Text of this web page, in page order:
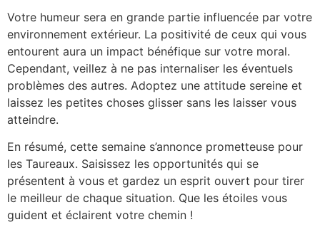
Votre humeur sera en grande partie influencée par votre
environnement extérieur. La positivité de ceux qui vous
entourent aura un impact bénéfique sur votre moral.
Cependant, veillez à ne pas internaliser les éventuels
problèmes des autres. Adoptez une attitude sereine et
laissez les petites choses glisser sans les laisser vous
atteindre.
En résumé, cette semaine s’annonce prometteuse pour
les Taureaux. Saisissez les opportunités qui se
présentent à vous et gardez un esprit ouvert pour tirer
le meilleur de chaque situation. Que les étoiles vous
guident et éclairent votre chemin !